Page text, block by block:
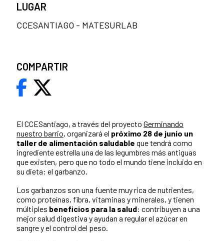
El CCESantiago, a través del proyecto Germinando
nuestro barrio, organizará el próximo 28 de junio un
taller de alimentación saludable que tendrá como
ingrediente estrella una de las legumbres más antiguas
que existen, pero que no todo el mundo tiene incluido en
su dieta: el garbanzo.
Los garbanzos son una fuente muy rica de nutrientes,
como proteínas, fibra, vitaminas y minerales, y tienen
múltiples beneficios para la salud: contribuyen a una
mejor salud digestiva y ayudan a regular el azúcar en
sangre y el control del peso.
LUGAR
CCESANTIAGO - MATESURLAB
COMPARTIR